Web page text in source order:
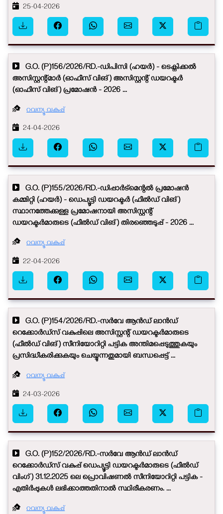
25-04-2026
G.O. (P)156/2026/RD.-ഡിപിസി (ഹയർ) - ടെക്നിക്കൽ
അസിസ്റ്റന്റ്മാർ (ഓഫീസ് വിങ്) അസിസ്റ്റന്റ് ഡയറക്ടർ
(ഓഫീസ് വിങ്) പ്രമോഷൻ - 2026 ...
റവന്യൂ വകുപ്പ്
24-04-2026
G.O. (P)155/2026/RD.-ഡിപ്പാർട്മെന്റൽ പ്രമോഷൻ
കമ്മിറ്റി (ഹയർ) - ഡെപ്യൂട്ടി ഡയറക്ടർ (ഫീൽഡ് വിങ്)
സ്ഥാനത്തേക്കുള്ള പ്രമോഷനായി അസിസ്റ്റന്റ്
ഡയറക്ടർമാരുടെ (ഫീൽഡ് വിങ്) തിരഞ്ഞെടുപ്പ് - 2026 ...
റവന്യൂ വകുപ്പ്
22-04-2026
G.O. (P)154/2026/RD.-സർവേ ആൻഡ് ലാൻഡ്
റെക്കോർഡ്സ് വകുപ്പിലെ അസിസ്റ്റന്റ് ഡയറക്ടർമാരുടെ
(ഫീൽഡ് വിങ്) സീനിയോറിറ്റി പട്ടിക അന്തിമപ്പെടുത്തുകയും
പ്രസിദ്ധീകരിക്കുകയും ചെയ്യുന്നതുമായി ബന്ധപ്പെട്ട് ...
റവന്യൂ വകുപ്പ്
24-03-2026
G.O. (P)152/2026/RD.-സർവേ ആൻഡ് ലാൻഡ്
റെക്കോർഡ്സ് വകുപ്പ് ഡെപ്യൂട്ടി ഡയറക്ടർമാരുടെ (ഫീൽഡ്
വിംഗ്) 31.12.2025 ലെ പ്രൊവിഷണൽ സീനിയോറിറ്റി പട്ടിക -
എതിർപ്പുകൾ ലഭിക്കാത്തതിനാൽ സ്ഥിരീകരണം. ...
റവന്യൂ വകുപ്പ്